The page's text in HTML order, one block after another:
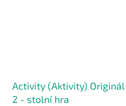
Activity (Aktivity) Originál
2 - stolní hra